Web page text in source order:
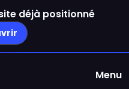
déjà positionné
Menu